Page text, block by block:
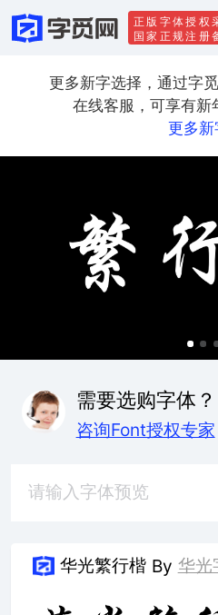
正版字体授权
国家正规注册
更多新字选择，通过字
在线客服，可享有新
更多新
需要选购字体？
咨询Font授权专家
华光繁行楷 By 华光